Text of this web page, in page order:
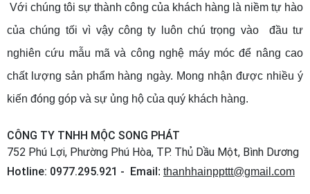
Với chúng tôi sự thành công của khách hàng là niềm tự hào
của chúng tối vì vậy công ty luôn chú trọng vào đầu tư
nghiên cứu mẫu mã và công nghệ máy móc để nâng cao
chất lượng sản phẩm hàng ngày. Mong nhận được nhiều ý
kiến đóng góp và sự ủng hộ của quý khách hàng.
CÔNG TY TNHH MỘC SONG PHÁT
752 Phú Lợi, Phường Phú Hòa, TP. Thủ Dầu Một, Bình Dương
Hotline: 0977.295.921 - Email: thanhhainppttt@gmail.com